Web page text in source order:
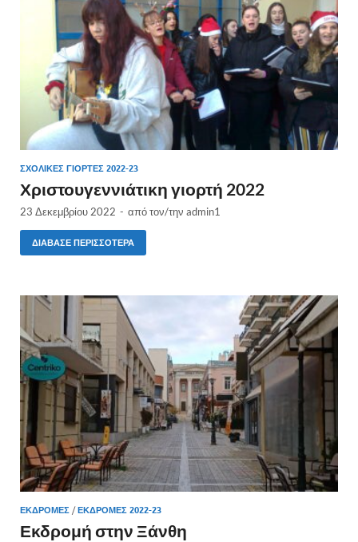
ΣΧΟΛΙΚΈΣ ΓΙΟΡΤΈΣ 2022-23
Χριστουγεννιάτικη γιορτή 2022
23 Δεκεμβρίου 2022 - από τον/την admin1
ΔΙΆΒΑΣΕ ΠΕΡΙΣΣΌΤΕΡΑ
ΕΚΔΡΟΜΈΣ /ΈΚΔΡΟΜΈΣ 2022-23
Εκδρομή στην Ξάνθη